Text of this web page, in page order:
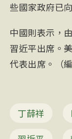
些國家政府已
中國則表示，
習近平出席。
代表出席。（
丁薛祥